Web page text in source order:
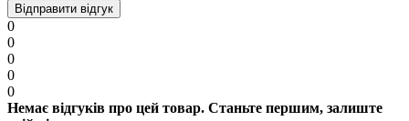
Відправити відгук
0
0
0
0
0
Немає відгуків про цей товар. Станьте першим, залиште